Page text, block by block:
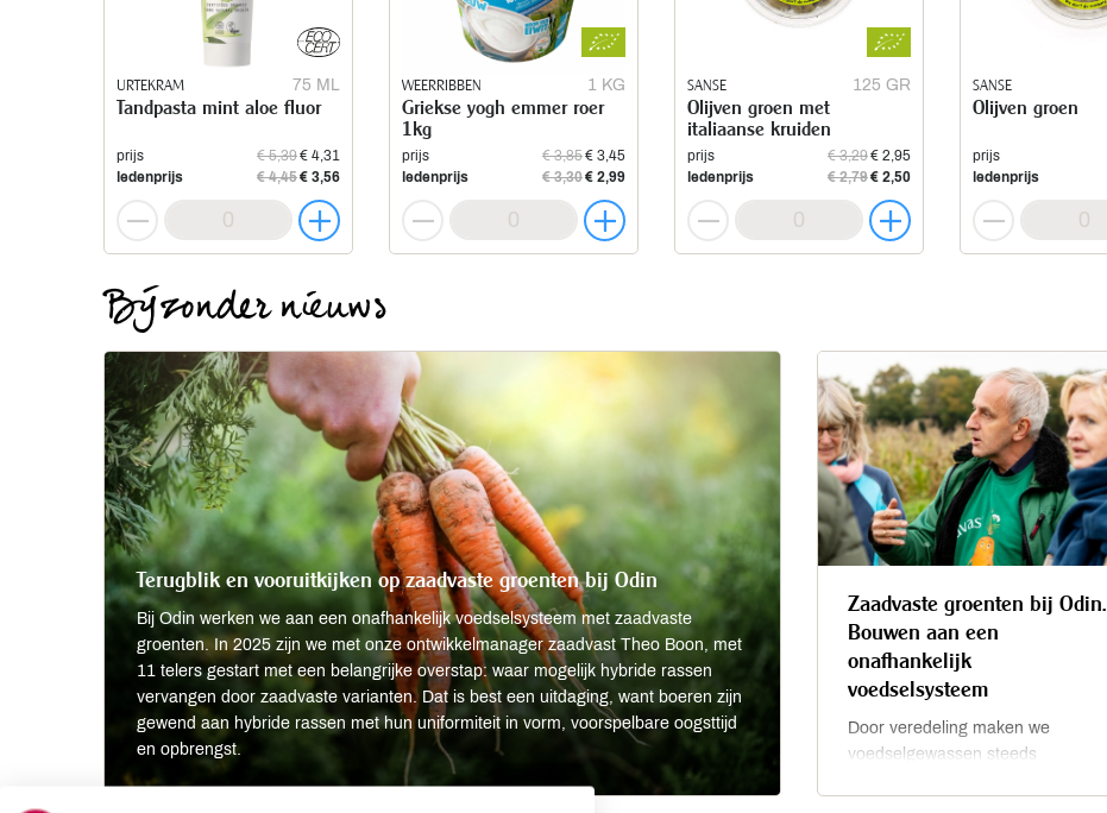
URTEKRAM 75 ML
Tandpasta mint aloe fluor
prijs € 5,39€ 4,31
ledenprijs
€ 4,45€ 3,56
WEERRIBBEN 1 KG
Griekse yogh emmer roer
1kg
prijs € 3,85€ 3,45
ledenprijs
€ 3,30€ 2,99
SANSE 125 GR
Olijven groen met
italiaanse kruiden
prijs € 3,29€ 2,95
ledenprijs
€ 2,79€ 2,50
SANSE
Olijven groen
prijs
ledenprijs
Bijzonder nieuws
Terugblik en vooruitkijken op zaadvaste groenten bij Odin
Bij Odin werken we aan een onafhankelijk voedselsysteem met zaadvaste
groenten. In 2025 zijn we met onze ontwikkelmanager zaadvast Theo Boon, met
11 telers gestart met een belangrijke overstap: waar mogelijk hybride rassen
vervangen door zaadvaste varianten. Dat is best een uitdaging, want boeren zijn
gewend aan hybride rassen met hun uniformiteit in vorm, voorspelbare oogsttijd
en opbrengst.
Zaadvaste groenten bij Odin.
Bouwen aan een
onafhankelijk
voedselsysteem
Door veredeling maken we
voedselgewassen steeds